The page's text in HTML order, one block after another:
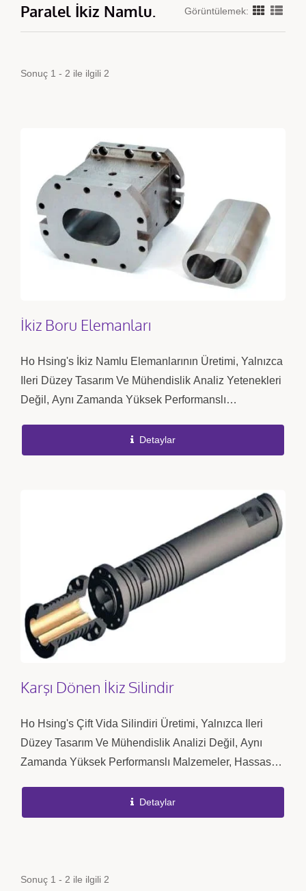
Paralel İkiz Namlu. Görüntülemek:
Sonuç 1 - 2 ile ilgili 2
İkiz Boru Elemanları
Ho Hsing's İkiz Namlu Elemanlarının Üretimi, Yalnızca
Ileri Düzey Tasarım Ve Mühendislik Analiz Yetenekleri
Değil, Aynı Zamanda Yüksek Performanslı
Detaylar
Karşı Dönen İkiz Silindir
Ho Hsing's Çift Vida Silindiri Üretimi, Yalnızca Ileri
Düzey Tasarım Ve Mühendislik Analizi Değil, Aynı
Zamanda Yüksek Performanslı Malzemeler, Hassas
Detaylar
Sonuç 1 - 2 ile ilgili 2